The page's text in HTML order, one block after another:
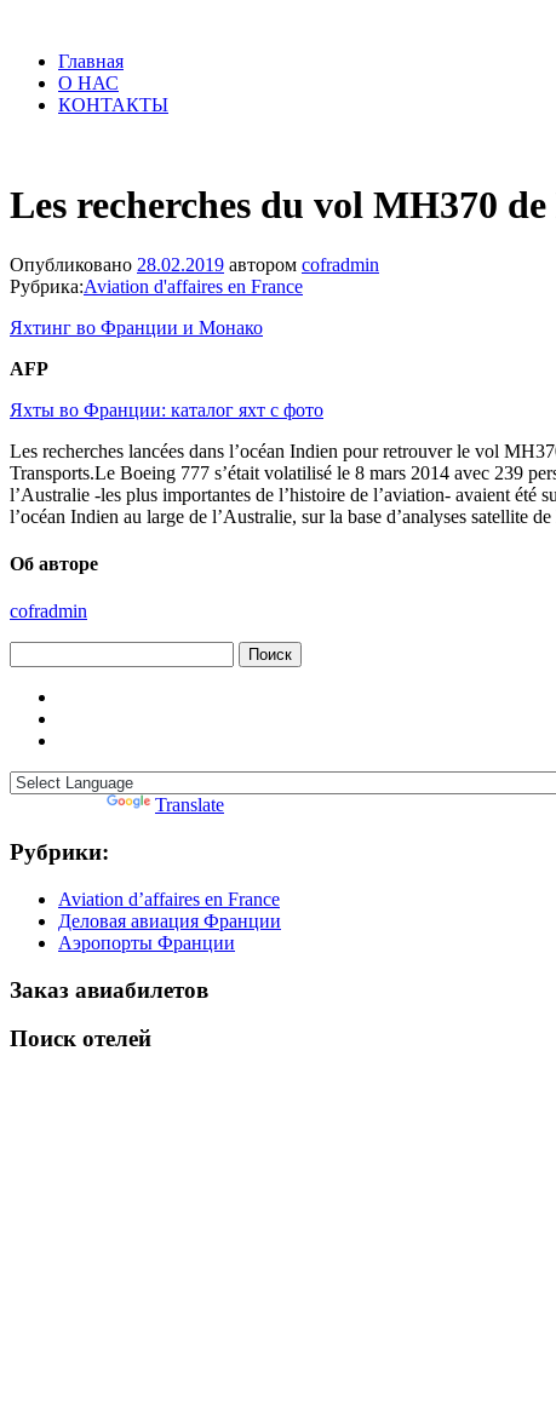
Главная
О НАС
КОНТАКТЫ
Les recherches du vol MH370
Опубликовано 28.02.2019 автором cofradmin
Рубрика:Aviation d'affaires en France
Яхтинг во Франции и Монако
AFP
Яхты во Франции: каталог яхт с фото
Les recherches lancées dans l’océan Indien pour retrouver le vol
Transports.Le Boeing 777 s’était volatilisé le 8 mars 2014 avec 239
l’Australie -les plus importantes de l’histoire de l’aviation- avaient été
l’océan Indien au large de l’Australie, sur la base d’analyses satellite
Об авторе
cofradmin
Translate
Рубрики:
Aviation d’affaires en France
Деловая авиация Франции
Аэропорты Франции
Заказ авиабилетов
Поиск отелей